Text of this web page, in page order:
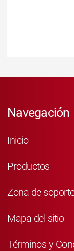
Navegación
Inicio
Productos
Zona de
Mapa del sitio
Términos y